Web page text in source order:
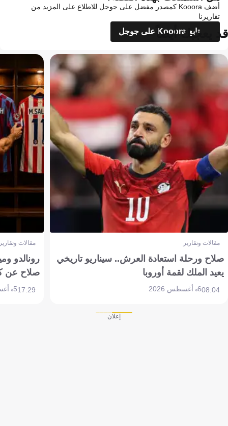
أضف Kooora كمصدر مفضل على جوجل للاطلاع على المزيد من
تقاريرنا
تابع Kooora على جوجل
قد يعجبك أيضاً
مقالات وتقارير
صلاح ورحلة استعادة العرش.. سيناريو تاريخي
يعيد الملك لقمة أوروبا
08:046 أغسطس 2026
مقالات
رونالدو
صلاح عن
17:295 أغسطس 2026
إعلان